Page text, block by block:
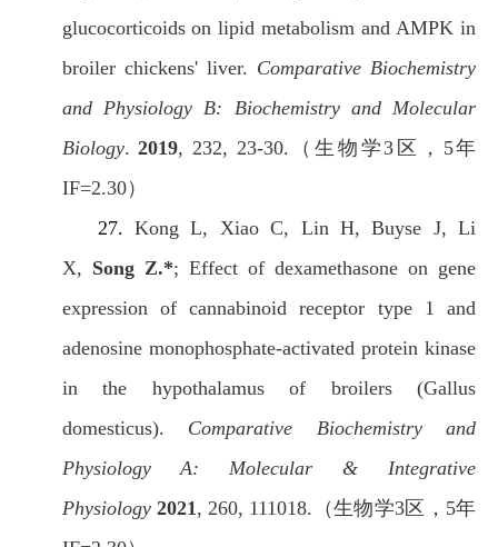
glucocorticoids on lipid metabolism and AMPK in
broiler chickens' liver. Comparative Biochemistry
and Physiology B: Biochemistry and Molecular
Biology.2019, 232, 23-30. （生物学3 区， 5年
IF=2.30）
27. Kong L, Xiao C, Lin H, Buyse J, Li
X, Song Z.*; Effect of dexamethasone on gene
expression of cannabinoid receptor type 1 and
adenosine monophosphate-activated protein kinase
in the hypothalamus of broilers (Gallus
domesticus). Comparative Biochemistry and
Physiology A: Molecular & Integrative
Physiology 2021, 260, 111018. （生物学3区， 5年